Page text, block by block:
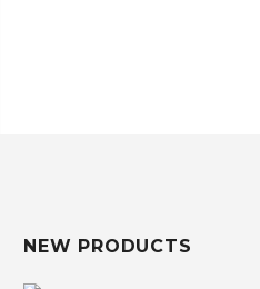
NEW PRODUCTS